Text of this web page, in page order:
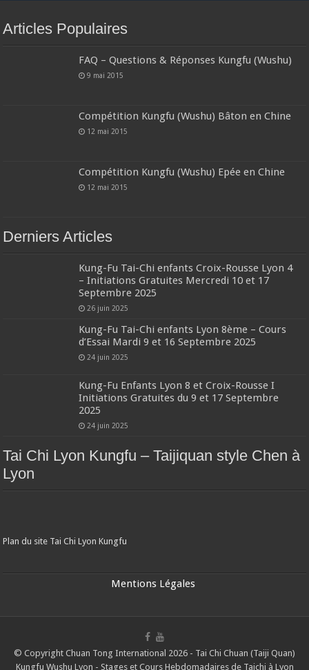
Articles Populaires
FAQ – Questions & Réponses Kungfu (Wushu)
9 mai 2015
Compétition Kungfu (Wushu) Bâton en Chine
12 mai 2015
Compétition Kungfu (Wushu) Epée en Chine
12 mai 2015
Derniers Articles
Kung-Fu Tai-Chi enfants Croix-Rousse Lyon 4
– Initiations Gratuites Mercredi 10 et 17
Septembre 2025
26 juin 2025
Kung-Fu Tai-Chi enfants Lyon 8ème – Cours
d’Essai Mardi 9 et 16 Septembre 2025
24 juin 2025
Kung-Fu Enfants Lyon 8 et Croix-Rousse I
Initiations Gratuites du 9 et 17 Septembre
2025
24 juin 2025
Tai Chi Lyon Kungfu – Taijiquan style Chen à
Lyon
Plan du site Tai Chi Lyon Kungfu
Mentions Légales
© Copyright Chuan Tong International 2026 - Tai Chi Chuan (Taiji Quan)
Kungfu Wushu Lyon - Stages et Cours Hebdomadaires de Taichi à Lyon